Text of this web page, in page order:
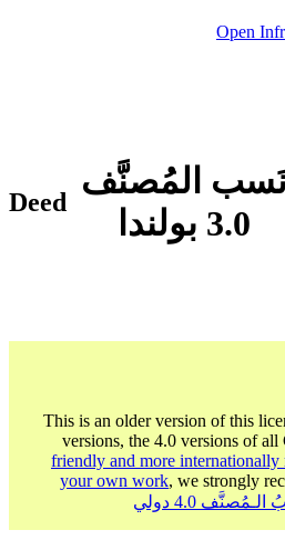
Open
المُصنَّف
3.0 بولندا
Deed
This is an older version of this
versions, the 4.0 versions of all
friendly and more internationally
your own work, we strongly